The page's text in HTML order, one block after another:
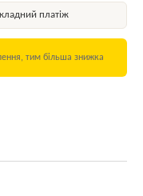
платіж
тим більша знижка